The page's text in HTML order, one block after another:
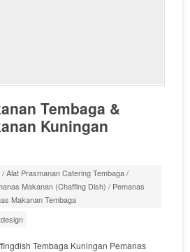
Tembaga &
Kuningan
/Alat Prasmanan Catering Tembaga/
Makanan (Chaffing Dish) / Pemanas
Makanan Tembaga
Tembaga Kuningan Pemanas